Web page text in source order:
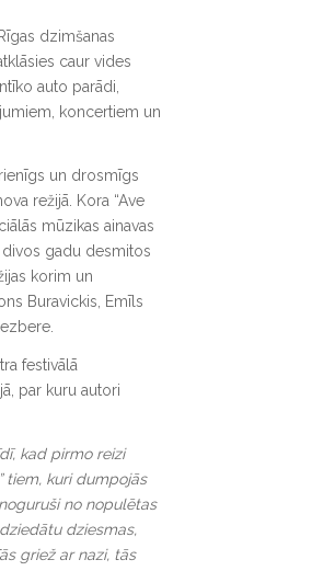
dzimšanas
caur vides
auto parādi,
koncertiem un
un drosmīgs
režijā. Kora “Ave
mūzikas ainavas
divos gadu desmitos
korim un
Buravickis, Emīls
festivālā
par kuru autori
kad pirmo reizi
tiem, kuri dumpojās
no nopulētas
dziesmas,
griež ar nazi, tās